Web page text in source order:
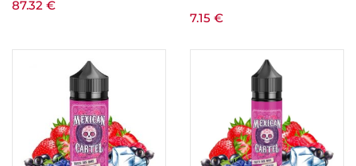
87.32 €
7.15 €